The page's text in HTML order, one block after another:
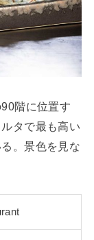
階に位置す
タで最も高い
。景色を見な